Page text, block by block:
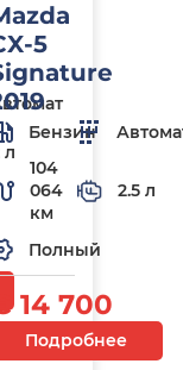
л
5
Бензин
104
064
км
2.5 л
Полный
14 700
Подробнее